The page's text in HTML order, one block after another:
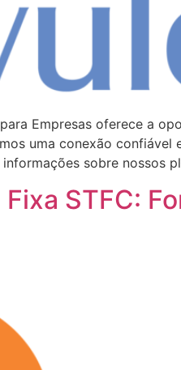
Empresas oferece a
uma conexão
sobre nossos
STFC: